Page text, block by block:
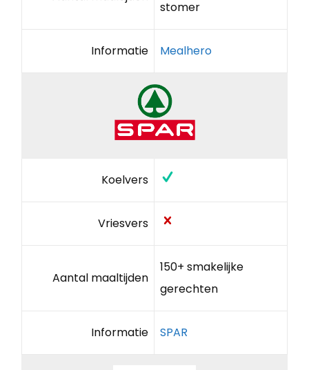
stomer
Informatie Mealhero
Koelvers
Vriesvers
Aantal maaltijden
150+ smakelijke
gerechten
Informatie SPAR